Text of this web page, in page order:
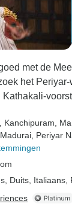
met de
het
, Kanchipuram ,
, Periyar
Duits,